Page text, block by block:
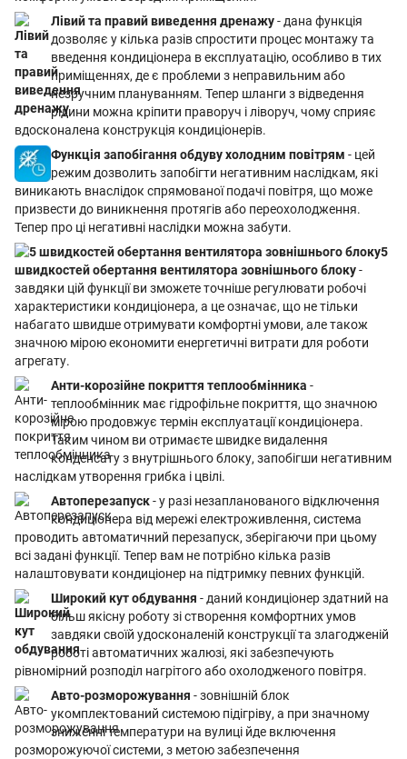
Лівий та правий виведення дренажу- дана функція
дозволяє у кілька разів спростити процес монтажу та
введення кондиціонера в експлуатацію, особливо в тих
приміщеннях, де є проблеми з неправильним або
незручним плануванням. Тепер шланги з відведення
рідини можна кріпити праворуч і ліворуч, чому сприяє
вдосконалена конструкція кондиціонерів.
Функція запобігання обдуву холодним повітрям - цей
режим дозволить запобігти негативним наслідкам, які
виникають внаслідок спрямованої подачі повітря, що може
призвести до виникнення протягів або переохолодження.
Тепер про ці негативні наслідки можна забути.
5
швидкостей обертання вентилятора зовнішнього блоку-
завдяки цій функції ви зможете точніше регулювати робочі
характеристики кондиціонера, а це означає, що не тільки
набагато швидше отримувати комфортні умови, але також
значною мірою економити енергетичні витрати для роботи
агрегату.
Анти-корозійне покриття теплообмінника -
теплообмінник має гідрофільне покриття, що значною
мірою продовжує термін експлуатації кондиціонера.
Таким чином ви отримаєте швидке видалення
конденсату з внутрішнього блоку, запобігши негативним
наслідкам утворення грибка і цвілі.
Автоперезапуск- у разі незапланованого відключення
кондиціонера від мережі електроживлення, система
проводить автоматичний перезапуск, зберігаючи при цьому
всі задані функції. Тепер вам не потрібно кілька разів
налаштовувати кондиціонер на підтримку певних функцій.
Широкий кут обдування - даний кондиціонер здатний на
більш якісну роботу зі створення комфортних умов
завдяки своїй удосконаленій конструкції та злагодженій
роботі автоматичних жалюзі, які забезпечують
рівномірний розподіл нагрітого або охолодженого повітря.
Авто-розморожування - зовнішній блок
укомплектований системою підігріву, а при значному
зниженні температури на вулиці йде включення
розморожуючої системи, з метою забезпечення